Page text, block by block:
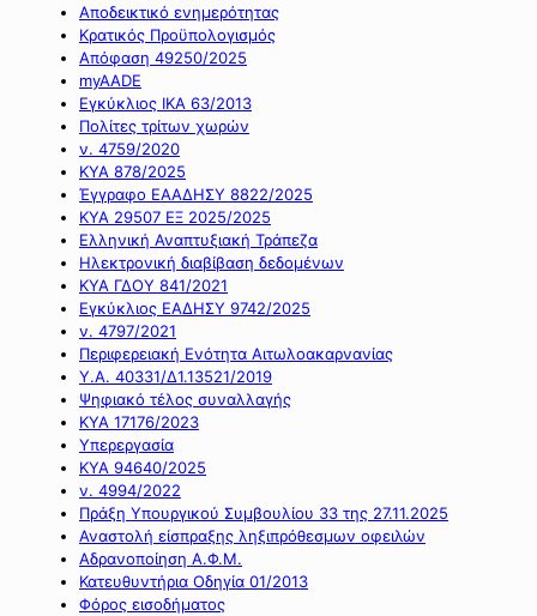
Αποδεικτικό ενημερότητας
Κρατικός Προϋπολογισμός
Απόφαση 49250/2025
myAADE
Εγκύκλιος ΙΚΑ 63/2013
Πολίτες τρίτων χωρών
ν. 4759/2020
ΚΥΑ 878/2025
Έγγραφο ΕΑΑΔΗΣΥ 8822/2025
ΚΥΑ 29507 ΕΞ 2025/2025
Ελληνική Αναπτυξιακή Τράπεζα
Ηλεκτρονική διαβίβαση δεδομένων
ΚΥΑ ΓΔΟΥ 841/2021
Εγκύκλιος ΕΑΔΗΣΥ 9742/2025
ν. 4797/2021
Περιφερειακή Ενότητα Αιτωλοακαρνανίας
Υ.Α. 40331/Δ1.13521/2019
Ψηφιακό τέλος συναλλαγής
ΚΥΑ 17176/2023
Υπερεργασία
ΚΥΑ 94640/2025
ν. 4994/2022
Πράξη Υπουργικού Συμβουλίου 33 της 27.11.2025
Αναστολή είσπραξης ληξιπρόθεσμων οφειλών
Αδρανοποίηση Α.Φ.Μ.
Κατευθυντήρια Οδηγία 01/2013
Φόρος εισοδήματος